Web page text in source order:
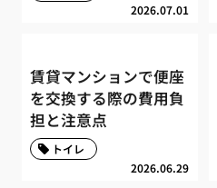
2026.07.01
賃貸マンションで便座
を交換する際の費用負
担と注意点
2026.06.29
トイレ